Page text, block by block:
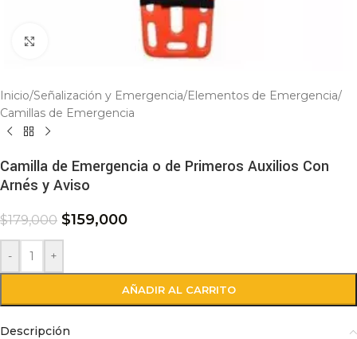
Inicio/Señalización y Emergencia/Elementos de Emergencia/
Camillas de Emergencia
Camilla de Emergencia o de Primeros Auxilios Con
Arnés y Aviso
$179,000 $159,000
- +
AÑADIR AL CARRITO
Descripción